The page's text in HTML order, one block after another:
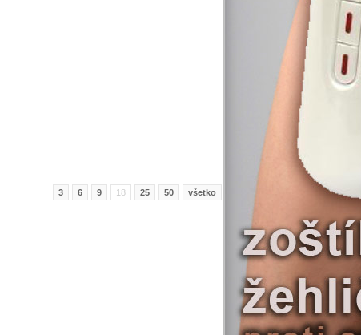
3 6 9 18 25 50 všetko